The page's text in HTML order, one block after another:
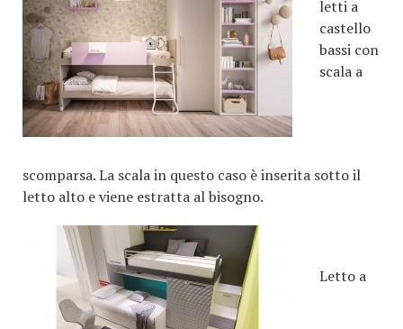
letti a
castello
bassi con
scala a
scomparsa. La scala in questo caso è inserita sotto il
letto alto e viene estratta al bisogno.
Letto a